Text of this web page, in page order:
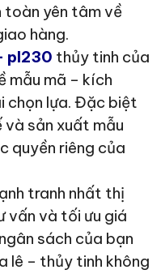
toàn yên tâm về
hàng.
pl230 thủy tinh của
mẫu mã – kích
chọn lựa. Đặc biệt
sản xuất mẫu
quyền riêng của
tranh nhất thị
vấn và tối ưu giá
sách của bạn
lê – thủy tinh không